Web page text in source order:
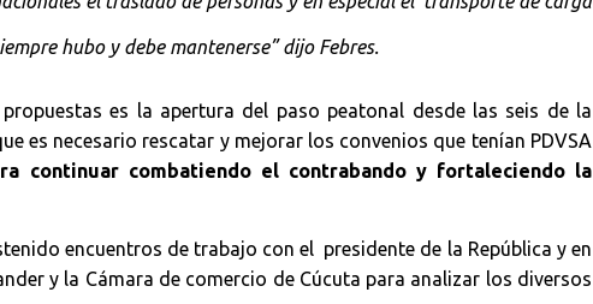
hubo y debe mantenerse” dijo Febres.
es la apertura del paso peatonal desde las seis de la
es necesario rescatar y mejorar los convenios que tenían PDVSA
continuar combatiendo el contrabando y fortaleciendo la
encuentros de trabajo con el presidente de la República y en
y la Cámara de comercio de Cúcuta para analizar los diversos